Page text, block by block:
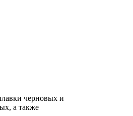
а также нержавеющих
черновых и
а также